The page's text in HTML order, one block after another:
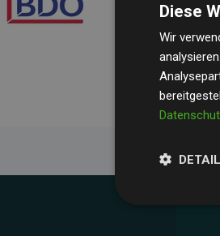
Ihre Prüfungen
Durchschnitt200
Websites
unseres
Diese
Wir